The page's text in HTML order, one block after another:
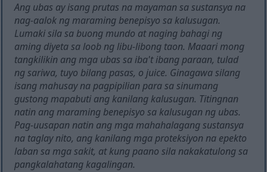
Ang ubas ay isang prutas na mayaman sa sustansya na
nag-aalok ng maraming benepisyo sa kalusugan.
Lumaki sila sa buong mundo at naging bahagi ng
aming diyeta sa loob ng libu-libong taon. Maaari mong
tangkilikin ang mga ubas sa iba't ibang paraan, tulad
ng sariwa, tuyo bilang pasas, o juice. Ginagawa silang
isang mahusay na pagpipilian para sa sinumang
gustong mapabuti ang kanilang kalusugan. Titingnan
natin ang maraming benepisyo sa kalusugan ng ubas.
Pag-uusapan natin ang mga mahahalagang sustansya
na taglay nito, ang kanilang mga proteksiyon na epekto
laban sa mga sakit, at kung paano sila nakakatulong sa
pangkalahatang kagalingan.